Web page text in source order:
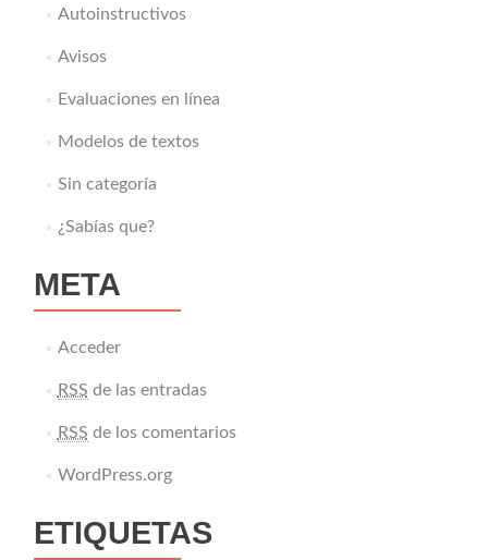
Autoinstructivos
Avisos
Evaluaciones en línea
Modelos de textos
Sin categoría
¿Sabías que?
META
Acceder
RSS de las entradas
RSS de los comentarios
WordPress.org
ETIQUETAS